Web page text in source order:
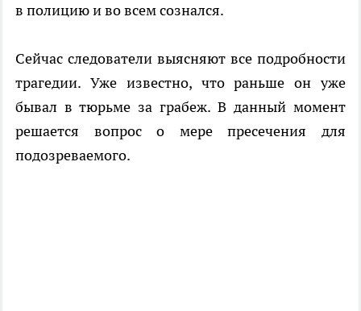
в полицию и во всем сознался.
Сейчас следователи выясняют все подробности
трагедии. Уже известно, что раньше он уже
бывал в тюрьме за грабеж. В данный момент
решается вопрос о мере пресечения для
подозреваемого.